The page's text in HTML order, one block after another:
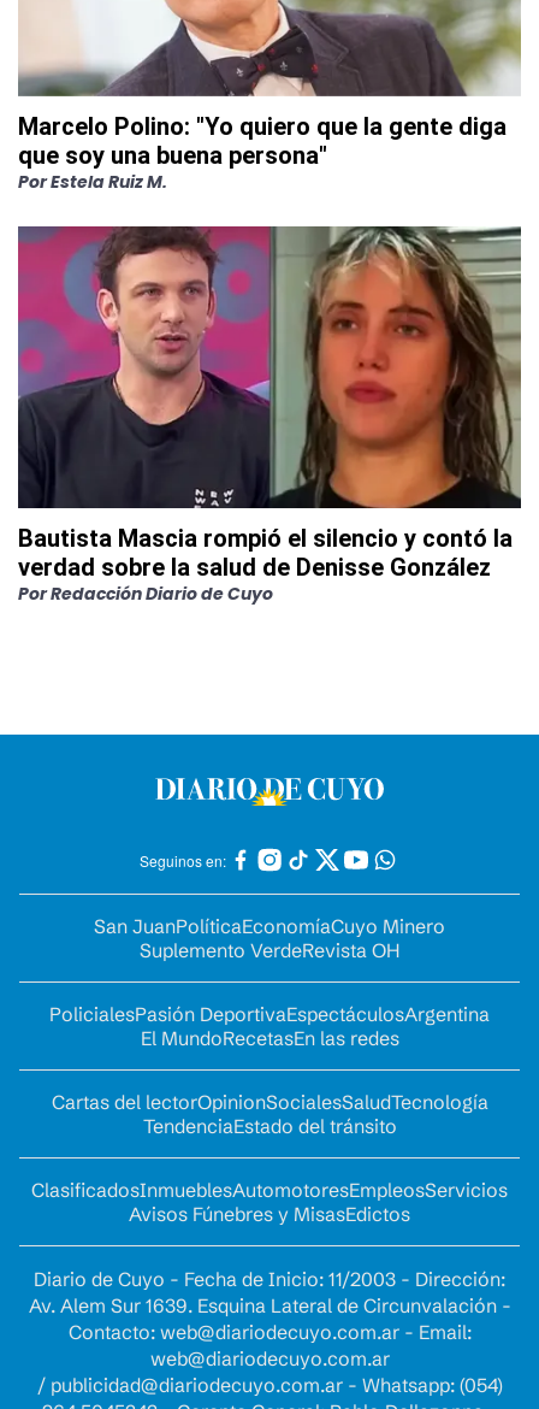
Marcelo Polino: "Yo quiero que la gente diga
que soy una buena persona"
PorEstela Ruiz M.
Bautista Mascia rompió el silencio y contó la
verdad sobre la salud de Denisse González
PorRedacción Diario de Cuyo
Seguinos en:
San JuanPolíticaEconomíaCuyo Minero
Suplemento VerdeRevista OH
PolicialesPasión DeportivaEspectáculosArgentina
El MundoRecetasEn las redes
Cartas del lectorOpinionSocialesSaludTecnología
TendenciaEstado del tránsito
ClasificadosInmueblesAutomotoresEmpleosServicios
Avisos Fúnebres y MisasEdictos
Diario de Cuyo - Fecha de Inicio: 11/2003 - Dirección:
Av. Alem Sur 1639. Esquina Lateral de Circunvalación -
Contacto: web@diariodecuyo.com.ar- Email:
web@diariodecuyo.com.ar
/ publicidad@diariodecuyo.com.ar- Whatsapp: (054)